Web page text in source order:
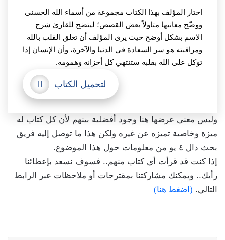
اختار المؤلف بهذا الكتاب مجموعة من أسماء الله الحسنى
ووضّح معانيها متاولاً بعض القصص؛ ليتضح للقارئ شرح
الاسم بشكل أوضح حيث يرى المؤلف أن تعلق القلب بالله
ومراقبته هو سر السعادة في الدنيا والآخرة، وأن الإنسان إذا
توكل على الله بقلبه ستنتهي كل أحزانه وهمومه.
لتحميل الكتاب
وليس معنى عرضها هنا وجود أفضلية بينهم لأن كل كتاب له
ميزة وخاصية تميزه عن غيره ولكن هذا ما توصل إليه فريق
بحث دال ٤ يو من معلومات حول هذا الموضوع.
إذا كنت قد قرأت أي كتاب منهم.. فسوف نسعد بإعطائنا
رأيك.. ويمكنك مشاركتنا بمقترحات أو ملاحظات عبر الرابط
التالي. (اضغط هنا)